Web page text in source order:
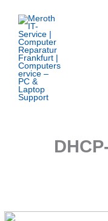
Inhalt
springen